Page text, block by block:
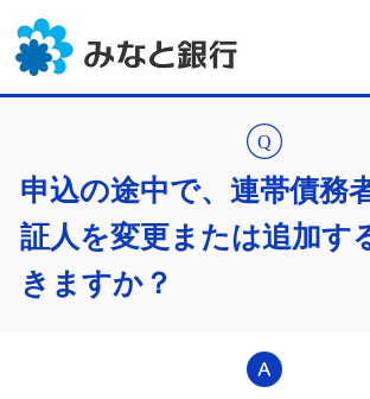
申込の途中で、連帯債務
証人を変更または追加す
きますか？